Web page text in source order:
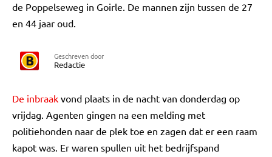
de Poppelseweg in Goirle. De mannen zijn tussen de 27
en 44 jaar oud.
Geschreven door
Redactie
De inbraak vond plaats in de nacht van donderdag op
vrijdag. Agenten gingen na een melding met
politiehonden naar de plek toe en zagen dat er een raam
kapot was. Er waren spullen uit het bedrijfspand